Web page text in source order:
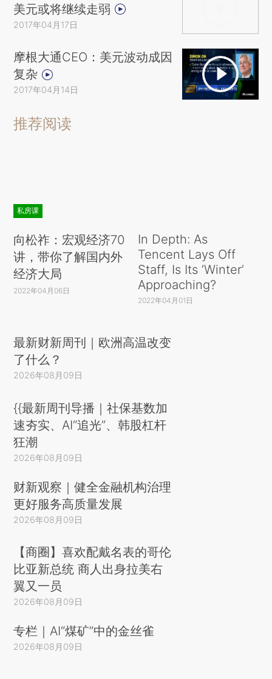
美元或将继续走弱
2017年04月17日
摩根大通CEO：美元波动成因
复杂
2017年04月14日
推荐阅读
私房课
向松祚：宏观经济70
讲，带你了解国内外
经济大局
2022年04月06日
In Depth: As
Tencent Lays Off
Staff, Is Its ‘Winter’
Approaching?
2022年04月01日
最新财新周刊｜欧洲高温改变
了什么？
2026年08月09日
{{最新周刊导播｜社保基数加
速夯实、AI“追光”、韩股杠杆
狂潮
2026年08月09日
财新观察｜健全金融机构治理
更好服务高质量发展
2026年08月09日
【商圈】喜欢配戴名表的哥伦
比亚新总统 商人出身拉美右
翼又一员
2026年08月09日
专栏｜AI“煤矿”中的金丝雀
2026年08月09日